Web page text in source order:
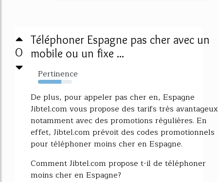
0
Téléphoner Espagne pas cher avec un
mobile ou un fixe ...
Pertinence
69%
De plus, pour appeler pas cher en, Espagne
Jibtel.com vous propose des tarifs très avantageux
notamment avec des promotions régulières. En
effet, Jibtel.com prévoit des codes promotionnels
pour téléphoner moins cher en Espagne.
Comment Jibtel.com propose t-il de téléphoner
moins cher en Espagne?